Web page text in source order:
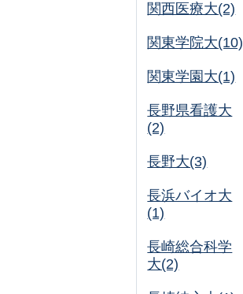
関西医療大(2)
関東学院大(10)
関東学園大(1)
長野県看護大
(2)
長野大(3)
長浜バイオ大
(1)
長崎総合科学
大(2)